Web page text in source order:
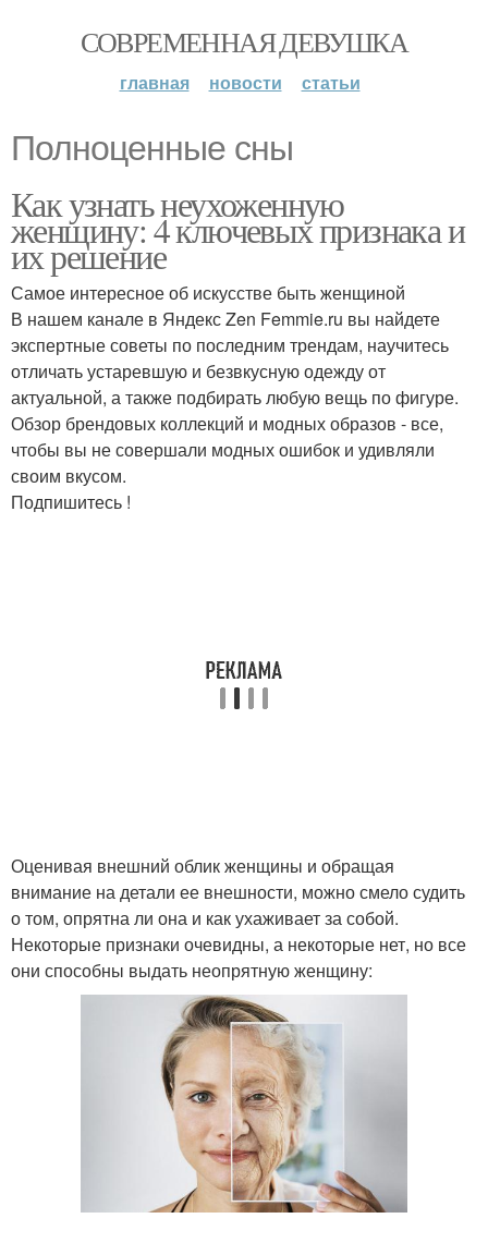
СОВРЕМЕННАЯ ДЕВУШКА
главная новости статьи
Полноценные сны
Как узнать неухоженную
женщину: 4 ключевых признака и
их решение
Самое интересное об искусстве быть женщиной
В нашем канале в Яндекс Zen Femmie.ru вы найдете
экспертные советы по последним трендам, научитесь
отличать устаревшую и безвкусную одежду от
актуальной, а также подбирать любую вещь по фигуре.
Обзор брендовых коллекций и модных образов - все,
чтобы вы не совершали модных ошибок и удивляли
своим вкусом.
Подпишитесь !
Оценивая внешний облик женщины и обращая
внимание на детали ее внешности, можно смело судить
о том, опрятна ли она и как ухаживает за собой.
Некоторые признаки очевидны, а некоторые нет, но все
они способны выдать неопрятную женщину: